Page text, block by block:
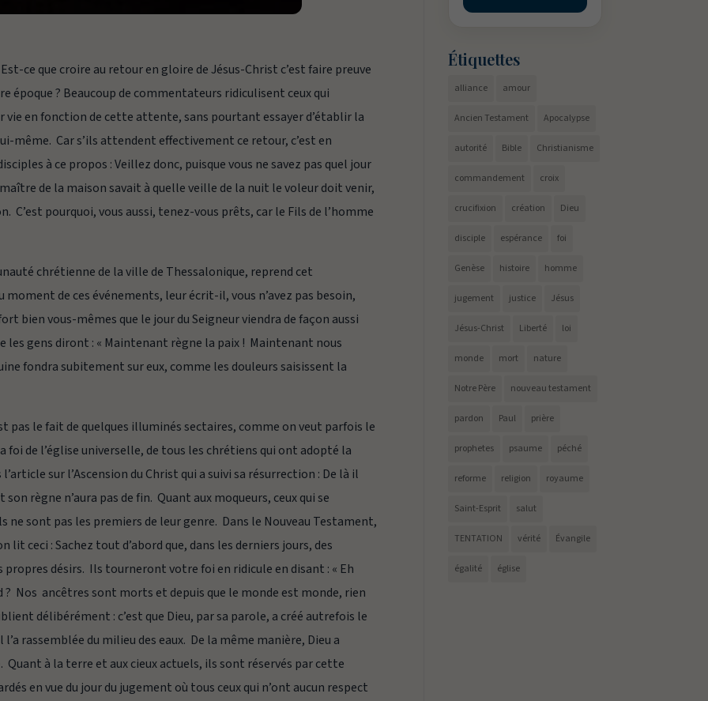
Est-ce que croire au retour en gloire de Jésus-Christ c’est faire preuve
époque ? Beaucoup de commentateurs ridiculisent ceux qui
en fonction de cette attente, sans pourtant essayer d’établir la
même. Car s’ils attendent effectivement ce retour, c’est en
à ce propos :Veillez donc, puisque vous ne savez pas quel jour
de la maison savait à quelle veille de la nuit le voleur doit venir,
pourquoi, vous aussi, tenez-vous prêts, car le Fils de l’homme
chrétienne de la ville de Thessalonique, reprend cet
moment de ces événements, leur écrit-il,vous n’avez pas besoin,
bien vous-mêmes que le jour du Seigneur viendra de façon aussi
les gens diront : « Maintenant règne la paix ! Maintenant nous
fondra subitement sur eux, comme les douleurs saisissent la
pas le fait de quelques illuminés sectaires, comme on veut parfois le
foi de l’église universelle, de tous les chrétiens qui ont adopté la
sur l’Ascension du Christ qui a suivi sa résurrection : De là il
règne n’aura pas de fin. Quant aux moqueurs, ceux qui se
ne sont pas les premiers de leur genre. Dans le Nouveau Testament,
lit ceci :Sachez tout d’abord que, dans les derniers jours, des
désirs. Ils tourneront votre foi en ridicule en disant : « Eh
? Nos ancêtres sont morts et depuis que le monde est monde, rien
délibérément : c’est que Dieu, par sa parole, a créé autrefois le
rassemblée du milieu des eaux. De la même manière, Dieu a
Quant à la terre et aux cieux actuels, ils sont réservés par cette
en vue du jour du jugement où tous ceux qui n’ont aucun respect
Étiquettes
alliance amour
Ancien Testament Apocalypse
autorité Bible Christianisme
commandement croix
crucifixion création Dieu
disciple espérance foi
Genèse histoire homme
jugement justice Jésus
Jésus-Christ Liberté loi
monde mort nature
Notre Père nouveau testament
pardon Paul prière
prophetes psaume péché
reforme religion royaume
Saint-Esprit salut
TENTATION vérité Évangile
égalité église